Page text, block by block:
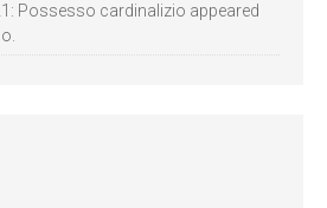
Possesso cardinalizio appeared